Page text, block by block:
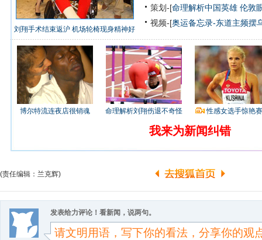
刘翔手术结束返沪 机场轮椅现身精神好
策划-[命理解析中国英雄 伦敦
视频-[奥运备忘录-东道主频摆
博尔特流连夜店很销魂 命理解析刘翔伤退不奇怪 性感女选手惊艳
我来为新闻纠错
(责任编辑：兰克辉)
发表给力评论！看新闻，说两句。